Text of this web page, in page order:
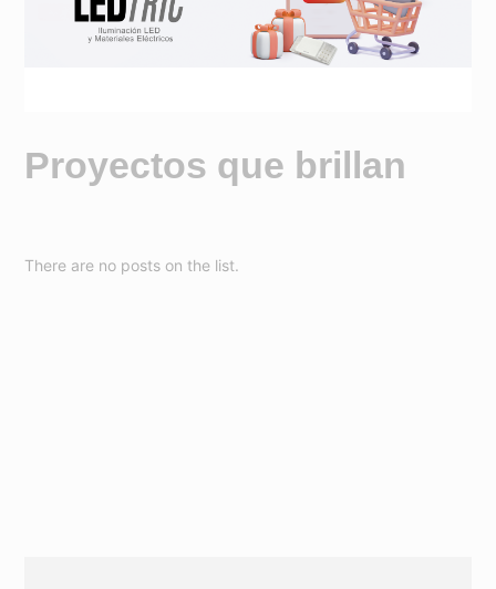
Proyectos que brillan
There are no posts on the list.